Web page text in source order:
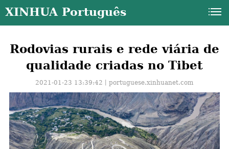
XINHUA Português
Rodovias rurais e rede viária de
qualidade criadas no Tibet
2021-01-23 13:39:42丨portuguese.xinhuanet.com